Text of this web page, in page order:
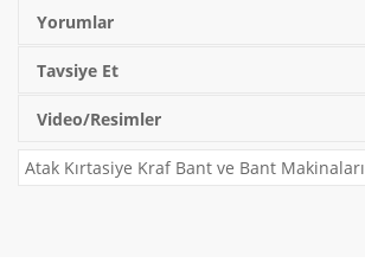
Yorumlar
Tavsiye Et
Video/Resimler
Atak Kırtasiye Kraf Bant ve Bant Makinaları